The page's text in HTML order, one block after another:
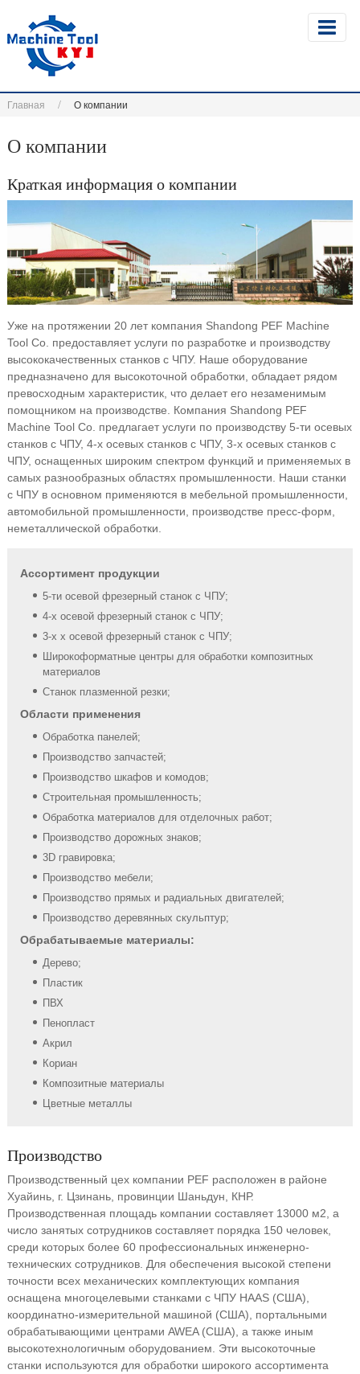
Главная О компании
О компании
Краткая информация о компании
Уже на протяжении 20 лет компания Shandong PEF Machine
Tool Co. предоставляет услуги по разработке и производству
высококачественных станков с ЧПУ. Наше оборудование
предназначено для высокоточной обработки, обладает рядом
превосходным характеристик, что делает его незаменимым
помощником на производстве. Компания Shandong PEF
Machine Tool Co. предлагает услуги по производству 5-ти осевых
станков с ЧПУ, 4-х осевых станков с ЧПУ, 3-х осевых станков с
ЧПУ, оснащенных широким спектром функций и применяемых в
самых разнообразных областях промышленности. Наши станки
с ЧПУ в основном применяются в мебельной промышленности,
автомобильной промышленности, производстве пресс-форм,
неметаллической обработки.
Ассортимент продукции
5-ти осевой фрезерный станок с ЧПУ;
4-х осевой фрезерный станок с ЧПУ;
3-х х осевой фрезерный станок с ЧПУ;
Широкоформатные центры для обработки композитных
материалов
Станок плазменной резки;
Области применения
Обработка панелей;
Производство запчастей;
Производство шкафов и комодов;
Строительная промышленность;
Обработка материалов для отделочных работ;
Производство дорожных знаков;
3D гравировка;
Производство мебели;
Производство прямых и радиальных двигателей;
Производство деревянных скульптур;
Обрабатываемые материалы:
Дерево;
Пластик
ПВХ
Пенопласт
Акрил
Кориан
Композитные материалы
Цветные металлы
Производство
Производственный цех компании PEF расположен в районе
Хуайинь, г. Цзинань, провинции Шаньдун, КНР.
Производственная площадь компании составляет 13000 м2, а
число занятых сотрудников составляет порядка 150 человек,
среди которых более 60 профессиональных инженерно-
технических сотрудников. Для обеспечения высокой степени
точности всех механических комплектующих компания
оснащена многоцелевыми станками с ЧПУ HAAS (США),
координатно-измерительной машиной (США), портальными
обрабатывающими центрами AWEA (США), а также иным
высокотехнологичным оборудованием. Эти высокоточные
станки используются для обработки широкого ассортимента